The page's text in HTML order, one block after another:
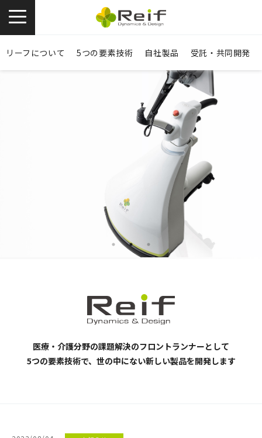
リーフについて 5つの要素技術 自社製品 受託・共同開発
医療・介護分野の課題解決のフロントランナーとして
5つの要素技術で、世の中にない新しい製品を開発します